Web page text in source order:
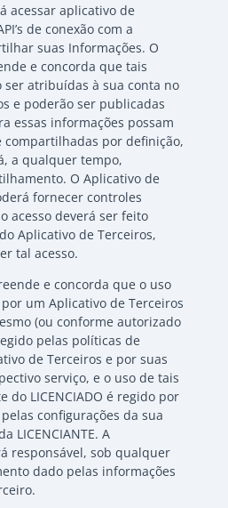
acessar aplicativo de
de conexão com a
suas Informações. O
e concorda que tais
ser atribuídas à sua conta no
e poderão ser publicadas
essas informações possam
por definição,
a qualquer tempo,
O Aplicativo de
fornecer controles
acesso deverá ser feito
Aplicativo de Terceiros,
tal acesso.
e concorda que o uso
um Aplicativo de Terceiros
(ou conforme autorizado
pelas políticas de
de Terceiros e por suas
serviço, e o uso de tais
do LICENCIADO é regido por
configurações da sua
LICENCIANTE. A
responsável, sob qualquer
dado pelas informações